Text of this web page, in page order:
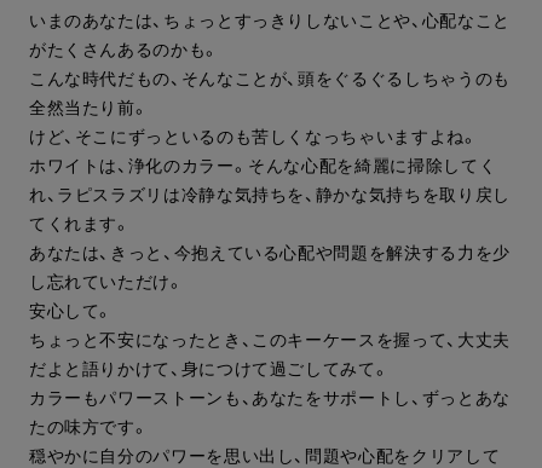
いまのあなたは、ちょっとすっきりしないことや、心配なこと
がたくさんあるのかも。
こんな時代だもの、そんなことが、頭をぐるぐるしちゃうのも
全然当たり前。
けど、そこにずっといるのも苦しくなっちゃいますよね。
ホワイトは、浄化のカラー。そんな心配を綺麗に掃除してく
れ、ラピスラズリは冷静な気持ちを、静かな気持ちを取り戻し
てくれます。
あなたは、きっと、今抱えている心配や問題を解決する力を少
し忘れていただけ。
安心して。
ちょっと不安になったとき、このキーケースを握って、大丈夫
だよと語りかけて、身につけて過ごしてみて。
カラーもパワーストーンも、あなたをサポートし、ずっとあな
たの味方です。
穏やかに自分のパワーを思い出し、問題や心配をクリアして